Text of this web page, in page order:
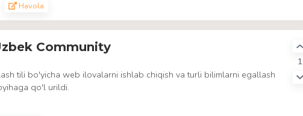
Havola
1
Community
tili bo'yicha web ilovalarni ishlab chiqish va turli bilimlarni egallash
qo'l urildi.